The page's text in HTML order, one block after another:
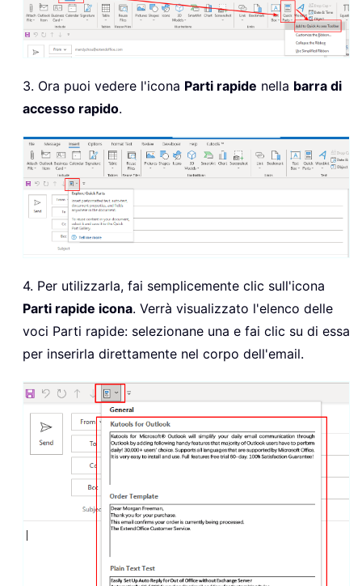
3. Ora puoi vedere l'icona Parti rapide nella barra di
accesso rapido.
4. Per utilizzarla, fai semplicemente clic sull'icona
Parti rapide icona. Verrà visualizzato l'elenco delle
voci Parti rapide: selezionane una e fai clic su di essa
per inserirla direttamente nel corpo dell'email.